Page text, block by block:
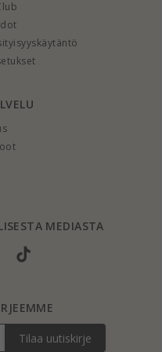
MEDIASTA
Tilaa uutiskirje